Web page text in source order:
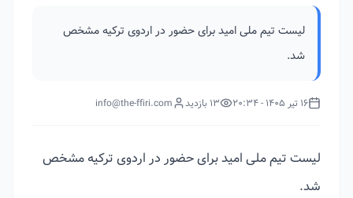
لیست تیم ملی امید برای حضور در اردوی ترکیه مشخص
شد.
16 تیر 1405 - 20:34 13 بازدید info@the-ffiri.com
لیست تیم ملی امید برای حضور در اردوی ترکیه مشخص
شد.